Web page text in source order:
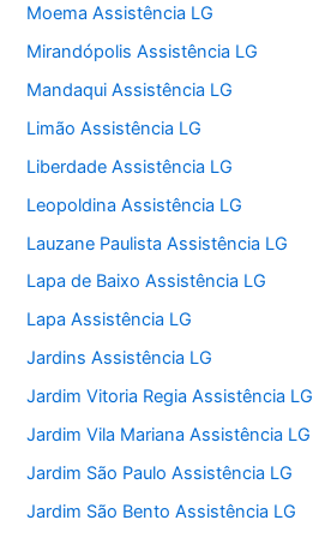
Moema Assistência LG
Mirandópolis Assistência LG
Mandaqui Assistência LG
Limão Assistência LG
Liberdade Assistência LG
Leopoldina Assistência LG
Lauzane Paulista Assistência LG
Lapa de Baixo Assistência LG
Lapa Assistência LG
Jardins Assistência LG
Jardim Vitoria Regia Assistência LG
Jardim Vila Mariana Assistência LG
Jardim São Paulo Assistência LG
Jardim São Bento Assistência LG